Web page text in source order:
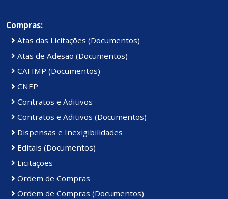
Compras:
Atas das Licitações (Documentos)
Atas de Adesão (Documentos)
CAFIMP (Documentos)
CNEP
Contratos e Aditivos
Contratos e Aditivos (Documentos)
Dispensas e Inexigibilidades
Editais (Documentos)
Licitações
Ordem de Compras
Ordem de Compras (Documentos)